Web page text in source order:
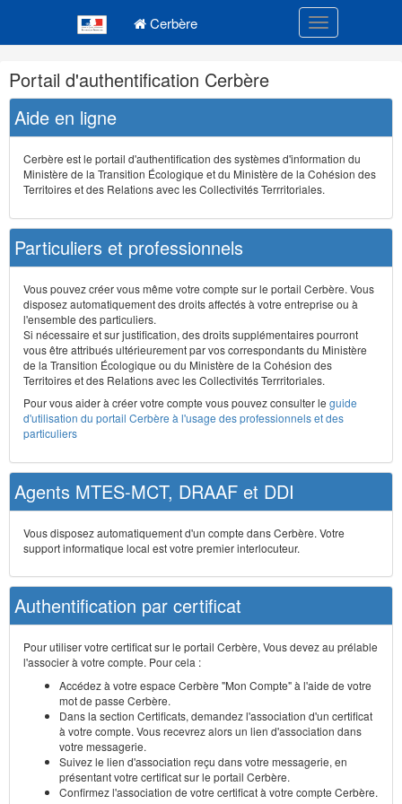
Cerbère Toggle
Navigation
et
outils
annexes
Portail d'authentification Cerbère
Aide en ligne
Cerbère est le portail d'authentification des systèmes d'information du
Ministère de la Transition Écologique et du Ministère de la Cohésion des
Territoires et des Relations avec les Collectivités Terrritoriales.
Particuliers et professionnels
Vous pouvez créer vous même votre compte sur le portail Cerbère. Vous
disposez automatiquement des droits affectés à votre entreprise ou à
l'ensemble des particuliers.
Si nécessaire et sur justification, des droits supplémentaires pourront
vous être attribués ultérieurement par vos correspondants du Ministère
de la Transition Écologique ou du Ministère de la Cohésion des
Territoires et des Relations avec les Collectivités Terrritoriales.
Pour vous aider à créer votre compte vous pouvez consulter le guide
d'utilisation du portail Cerbère à l'usage des professionnels et des
particuliers
Agents MTES-MCT, DRAAF et DDI
Vous disposez automatiquement d'un compte dans Cerbère. Votre
support informatique local est votre premier interlocuteur.
Authentification par certificat
Pour utiliser votre certificat sur le portail Cerbère, Vous devez au prélable
l'associer à votre compte. Pour cela :
Accédez à votre espace Cerbère "Mon Compte" à l'aide de votre
mot de passe Cerbère.
Dans la section Certificats, demandez l'association d'un certificat
à votre compte. Vous recevrez alors un lien d'association dans
votre messagerie.
Suivez le lien d'association reçu dans votre messagerie, en
présentant votre certificat sur le portail Cerbère.
Confirmez l'association de votre certificat à votre compte Cerbère.